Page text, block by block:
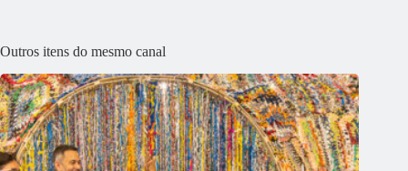
Outros itens do mesmo canal